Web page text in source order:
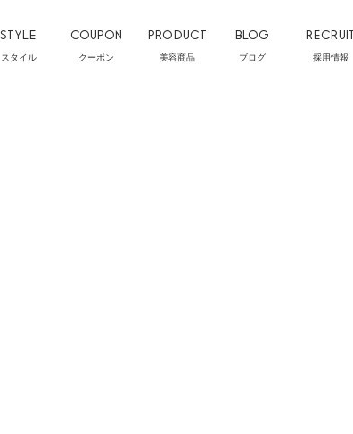
STYLE
スタイル
COUPON
クーポン
PRODUCT
美容商品
BLOG
ブログ
RECRUIT
採用情報